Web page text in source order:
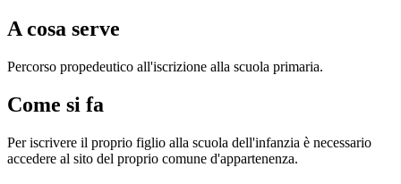
A cosa serve
Percorso propedeutico all'iscrizione alla scuola primaria.
Come si fa
Per iscrivere il proprio figlio alla scuola dell'infanzia è necessario
accedere al sito del proprio comune d'appartenenza.